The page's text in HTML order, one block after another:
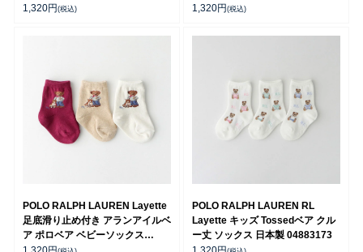
ス 04835565
1,320円 (税込)
04885506
1,320円 (税込)
POLO RALPH LAUREN Layette
足底滑り止め付き アランアイルベ
ア ポロベア ベビーソックス
04883175
POLO RALPH LAUREN RL
Layette キッズ Tossedベア クル
ー丈 ソックス 日本製 04883173